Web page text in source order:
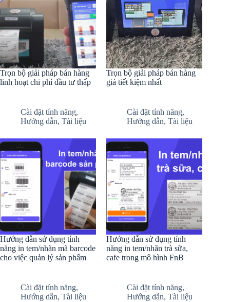
Trọn bộ giải pháp bán hàng
linh hoạt chi phí đầu tư thấp
Trọn bộ giải pháp bán hàng
giá tiết kiệm nhất
Cài đặt tính năng,
Hướng dẫn, Tài liệu
Hướng dẫn sử dụng tính
năng in tem/nhãn mã barcode
cho việc quản lý sản phẩm
Cài đặt tính năng,
Hướng dẫn,Tài liệu
Hướng dẫn sử dụng tính
năng in tem/nhãn trà sữa,
cafe trong mô hình FnB
Cài đặt tính năng,
Hướng dẫn, Tài liệu
Cài đặt tính năng,
Hướng dẫn,Tài liệu